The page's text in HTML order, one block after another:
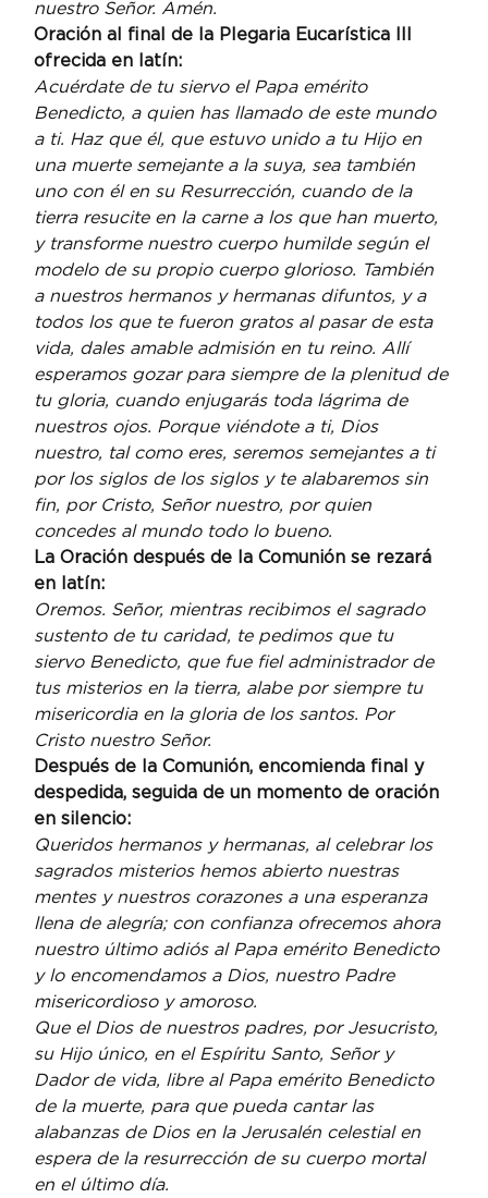
nuestro Señor. Amén.
Oración al final de la Plegaria Eucarística III
ofrecida en latín:
Acuérdate de tu siervo el Papa emérito
Benedicto, a quien has llamado de este mundo
a ti. Haz que él, que estuvo unido a tu Hijo en
una muerte semejante a la suya, sea también
uno con él en su Resurrección, cuando de la
tierra resucite en la carne a los que han muerto,
y transforme nuestro cuerpo humilde según el
modelo de su propio cuerpo glorioso. También
a nuestros hermanos y hermanas difuntos, y a
todos los que te fueron gratos al pasar de esta
vida, dales amable admisión en tu reino. Allí
esperamos gozar para siempre de la plenitud de
tu gloria, cuando enjugarás toda lágrima de
nuestros ojos. Porque viéndote a ti, Dios
nuestro, tal como eres, seremos semejantes a ti
por los siglos de los siglos y te alabaremos sin
fin, por Cristo, Señor nuestro, por quien
concedes al mundo todo lo bueno.
La Oración después de la Comunión se rezará
en latín:
Oremos. Señor, mientras recibimos el sagrado
sustento de tu caridad, te pedimos que tu
siervo Benedicto, que fue fiel administrador de
tus misterios en la tierra, alabe por siempre tu
misericordia en la gloria de los santos. Por
Cristo nuestro Señor.
Después de la Comunión, encomienda final y
despedida, seguida de un momento de oración
en silencio:
Queridos hermanos y hermanas, al celebrar los
sagrados misterios hemos abierto nuestras
mentes y nuestros corazones a una esperanza
llena de alegría; con confianza ofrecemos ahora
nuestro último adiós al Papa emérito Benedicto
y lo encomendamos a Dios, nuestro Padre
misericordioso y amoroso.
Que el Dios de nuestros padres, por Jesucristo,
su Hijo único, en el Espíritu Santo, Señor y
Dador de vida, libre al Papa emérito Benedicto
de la muerte, para que pueda cantar las
alabanzas de Dios en la Jerusalén celestial en
espera de la resurrección de su cuerpo mortal
en el último día.